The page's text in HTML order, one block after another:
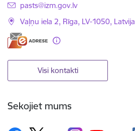
E-pasts:
pasts@izm.gov.lv
Vaļņu iela 2, Rīga, LV-1050, Latvija
Visi kontakti
Sekojiet mums